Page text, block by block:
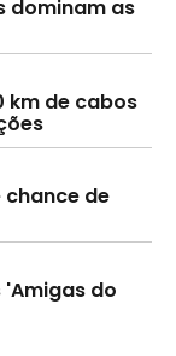
dominam as
km de cabos
chance de
do